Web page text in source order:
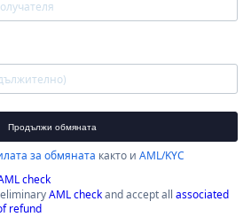
Продължи обмяната
за обмяната както и AML/KYC
check
AML checkand accept all associated
refund